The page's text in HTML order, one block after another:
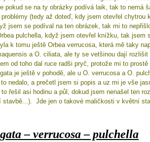
pokud se na ty obrázky podívá laik, tak to nemá
(tedy až doteď, kdy jsem otevřel chytrou
jsem se podíval na ten obrázek, tak mi to
pulchella, když jsem otevřel knížku, tak jsem
k tomu ještě Orbea verrucosa, která mě taky
a O. ciliata, ale ty se vetšinou dají rozlišit
od toho dal ruce radši pryč, protože mi to prostě
je ještě v pohodě, ale u O. verrucosa a O.
nedalo, a prečetl jsem si popis a uz mi je vše
řešil asi hodinu a půl, dokud jsem nenašel ten
stavbě...).
Jde jen o takové maličkosti v květní
– verrucosa – pulchella